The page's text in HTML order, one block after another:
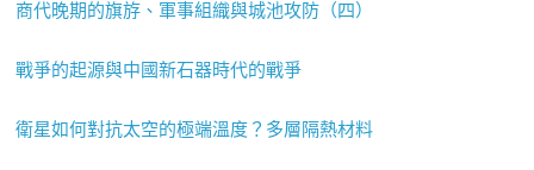
商代晚期的旗斿、軍事組織與城池攻防（四）
戰爭的起源與中國新石器時代的戰爭
衛星如何對抗太空的極端溫度？多層隔熱材料